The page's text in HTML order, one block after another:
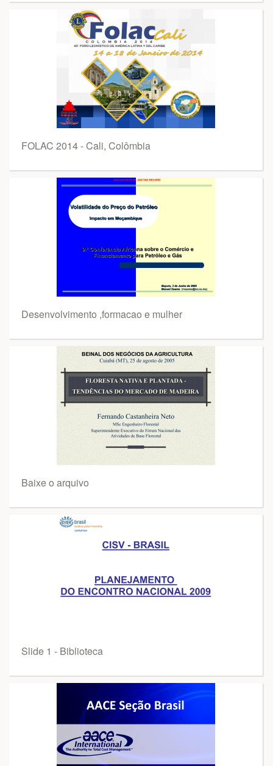
FOLAC 2014 - Cali, Colômbia
Desenvolvimento ,formacao e mulher
Baixe o arquivo
Slide 1 - Biblioteca